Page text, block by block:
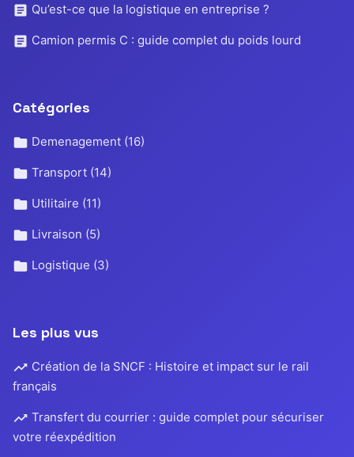
Qu’est-ce que la logistique en entreprise ?
Camion permis C : guide complet du poids lourd
Catégories
Demenagement (16)
Transport (14)
Utilitaire (11)
Livraison (5)
Logistique (3)
Les plus vus
Création de la SNCF : Histoire et impact sur le rail
français
Transfert du courrier : guide complet pour sécuriser
votre réexpédition